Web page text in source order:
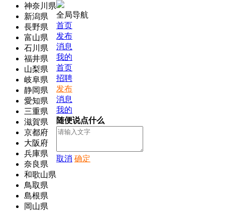
神奈川県
新潟県
長野県
富山県
石川県
福井県
山梨県
岐阜県
静岡県
愛知県
三重県
滋賀県
京都府
大阪府
兵庫県
奈良県
和歌山県
鳥取県
島根県
岡山県
全局导航
首页
发布
消息
我的
首页
招聘
发布
消息
我的
随便说点什么
取消 确定